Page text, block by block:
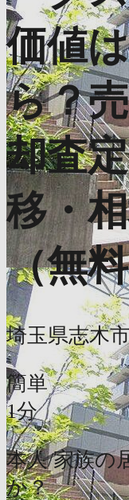
価値
ら？
却査
移・
（無
埼玉県志木
簡単
1分
本人/家族の
か？